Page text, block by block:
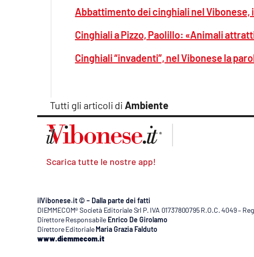
Tutti gli articoli di Ambiente
Abbattimento dei cinghiali nel Vibonese,
Cinghiali a Pizzo, Paolillo: «Animali
Cinghiali “invadenti”, nel Vibonese la
Scarica tutte le nostre app!
ilVibonese.it © – Dalla parte dei fatti
DIEMMECOM® Società Editoriale Srl P. IVA 01737800795 R.O.C. 4049 –
Direttore Responsabile Enrico De Girolamo
Direttore Editoriale Maria Grazia Falduto
www.diemmecom.it